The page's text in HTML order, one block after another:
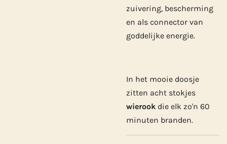
zuivering, bescherming
en als connector van
goddelijke energie.
In het mooie doosje
zitten acht stokjes
wierook die elk zo'n 60
minuten branden.